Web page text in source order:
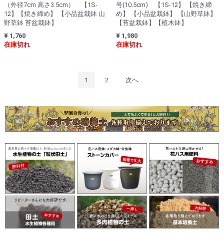
（外径7cm 高さ3.5cm） 【1S-
12】【焼き締め】 【小品盆栽鉢 山
野草鉢 苔盆栽鉢】
¥ 1,760
在庫切れ
号(10.5cm) 【1S-12】 【焼き締
め】 【小品盆栽鉢】 【山野草鉢】
【苔盆栽鉢】【植木鉢】
¥ 1,980
在庫切れ
1 2 次へ